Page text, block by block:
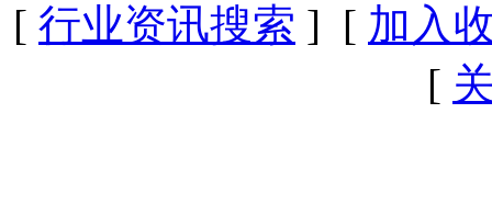
[ 行业资讯搜索 ] [ 加入
[